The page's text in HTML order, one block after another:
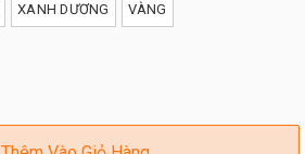
XANH DƯƠNG VÀNG